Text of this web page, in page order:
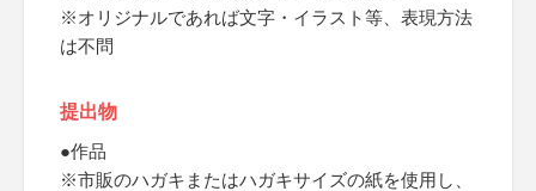
※オリジナルであれば文字・イラスト等、表現方法
は不問
提出物
●作品
※市販のハガキまたはハガキサイズの紙を使用し、